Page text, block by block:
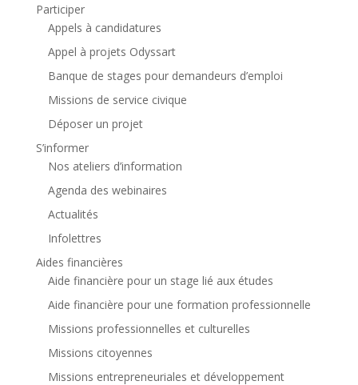
Participer
Appels à candidatures
Appel à projets Odyssart
Banque de stages pour demandeurs d’emploi
Missions de service civique
Déposer un projet
S’informer
Nos ateliers d’information
Agenda des webinaires
Actualités
Infolettres
Aides financières
Aide financière pour un stage lié aux études
Aide financière pour une formation professionnelle
Missions professionnelles et culturelles
Missions citoyennes
Missions entrepreneuriales et développement